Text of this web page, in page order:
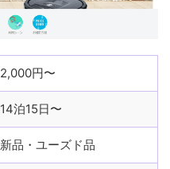
2,000円〜
14泊15日〜
新品・ユーズド品